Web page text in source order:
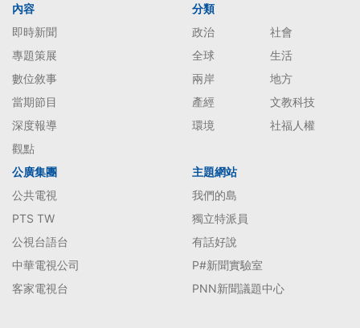
內容
即時新聞
專題策展
數位敘事
當期節目
深度報導
觀點
分類
政治
社會
全球
生活
兩岸
地方
產經
文教科技
環境
社福人權
公廣集團
公共電視
PTS TW
公視台語台
中華電視公司
客家電視台
主題網站
我們的島
獨立特派員
有話好說
P#新聞實驗室
PNN新聞議題中心